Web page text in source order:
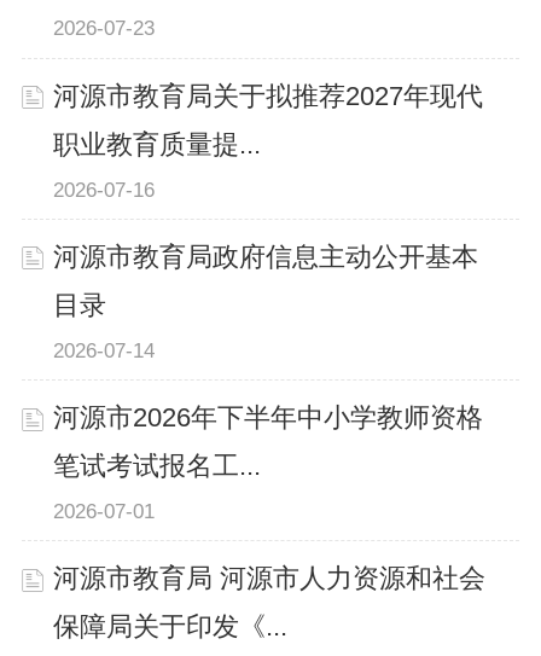
2026-07-23
河源市教育局关于拟推荐2027年现代
职业教育质量提...
2026-07-16
河源市教育局政府信息主动公开基本
目录
2026-07-14
河源市2026年下半年中小学教师资格
笔试考试报名工...
2026-07-01
河源市教育局 河源市人力资源和社会
保障局关于印发《...